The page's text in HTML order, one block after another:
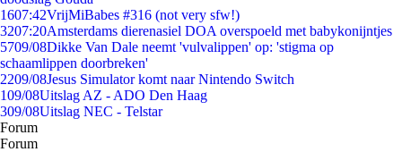
1607:42VrijMiBabes #316 (not very sfw!)
3207:20Amsterdams dierenasiel DOA overspoeld met babykonijntjes
5709/08Dikke Van Dale neemt 'vulvalippen' op: 'stigma op
schaamlippen doorbreken'
2209/08Jesus Simulator komt naar Nintendo Switch
109/08Uitslag AZ - ADO Den Haag
309/08Uitslag NEC - Telstar
Forum
Forum